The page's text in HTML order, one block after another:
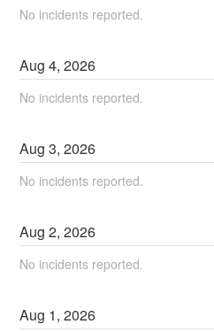
No incidents reported.
Aug4,2026
No incidents reported.
Aug3,2026
No incidents reported.
Aug2,2026
No incidents reported.
Aug 1,2026